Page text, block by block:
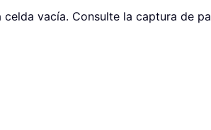
vacía. Consulte la captura de